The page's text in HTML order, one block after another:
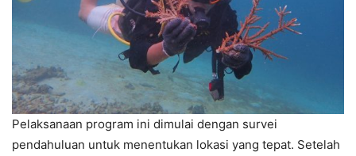
Pelaksanaan program ini dimulai dengan survei
pendahuluan untuk menentukan lokasi yang tepat. Setelah